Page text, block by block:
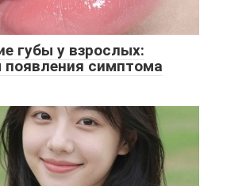
губы у взрослых:
появления симптома